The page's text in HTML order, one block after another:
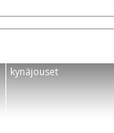
kynäjouset